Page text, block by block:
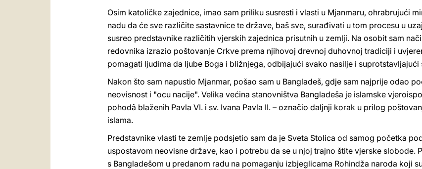
Osim katoličke zajednice, imao sam priliku susresti i vlasti u Mjanmaru, ohrabrujući
nadu da će sve različite sastavnice te države, baš sve, surađivati u tom procesu u
susreo predstavnike različitih vjerskih zajednica prisutnih u zemlji. Na osobit sam
redovnika izrazio poštovanje Crkve prema njihovoj drevnoj duhovnoj tradiciji i
pomagati ljudima da ljube Boga i bližnjega, odbijajući svako nasilje i suprotstavljajući
Nakon što sam napustio Mjanmar, pošao sam u Bangladeš, gdje sam najprije odao
neovisnost i "ocu nacije". Velika većina stanovništva Bangladeša je islamske
pohodâ blaženih Pavla VI. i sv. Ivana Pavla II. – označio daljnji korak u prilog
islama.
Predstavnike vlasti te zemlje podsjetio sam da je Sveta Stolica od samog početka
uspostavom neovisne države, kao i potrebu da se u njoj trajno štite vjerske slobode.
s Bangladešom u predanom radu na pomaganju izbjeglicama Rohindža naroda koji